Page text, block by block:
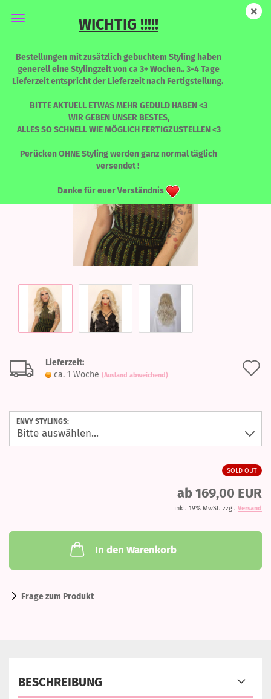
WICHTIG !!!!!
Bestellungen mit zusätzlich gebuchtem Styling haben
generell eine Stylingzeit von ca 3+ Wochen.. 3-4 Tage
Lieferzeit entspricht der Lieferzeit nach Fertigstellung.
BITTE AKTUELL ETWAS MEHR GEDULD HABEN <3
WIR GEBEN UNSER BESTES,
ALLES SO SCHNELL WIE MÖGLICH FERTIGZUSTELLEN <3
Perücken OHNE Styling werden ganz normal täglich
versendet !
Danke für euer Verständnis
Envy - Honeymilk - Limited Edition
Lieferzeit:
ca. 1 Woche (Ausland abweichend)
ENVY STYLINGS:
SOLD OUT
ab 169,00 EUR
inkl. 19% MwSt. zzgl. Versand
In den Warenkorb
Frage zum Produkt
BESCHREIBUNG